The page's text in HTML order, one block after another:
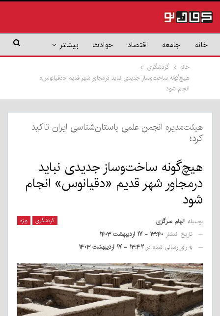
خانه جامعه اقتصاد حوادث بیشتر
خانه
گردشگری
هیچ‌گونه ساخت‌وساز جدیدی نباید درمجاور شهر قدیم «دقیانوس»
انجام شود
هیئت‌مدیره انجمن علمی باستان‌شناسی ایران تاکید
کرد؛
هیچ‌گونه ساخت‌وساز جدیدی نباید
درمجاور شهر قدیم «دقیانوس» انجام
شود
گردشگری ویژه بوسیله الهام سرگزی
تاریخ انتشار ۱۳:۴۰ - ۱۷ اردیبهشت ۱۴۰۳
به روز رسانی شده در ۱۳:۴۲ - ۱۷ اردیبهشت ۱۴۰۳